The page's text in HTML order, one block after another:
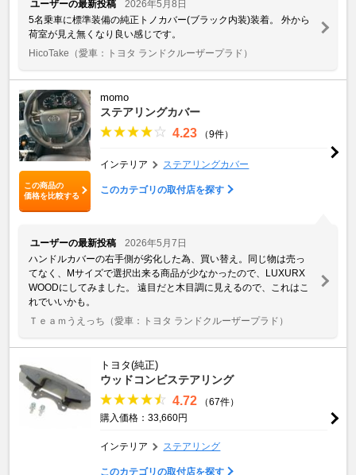
ユーザーの最新投稿
2026年5月8日
5名乗車に標準装備の純正トノカバー(ブラック内装)装着。 外から
荷室が見え無くなり良い感じです。
HicoTake （愛車：トヨタ ランドクルーザープラド）
この商品の
価格を比較する
momo
ステアリングカバー
4.23 （9件）
インテリア ステアリングカバー
このカテゴリの取付店を探す
ユーザーの最新投稿
2026年5月7日
ハンドルカバーの右手側が劣化した為、買い替え。同じ物は売っ
てなく、Mサイズで選択出来る商品が少なかったので、LUXURX
WOODにしてみました。 遠目だと木目調に見えるので、これはこ
れでいいかも。
Ｔｅａｍうえっち （愛車：トヨタ ランドクルーザープラド）
トヨタ(純正)
ウッドコンビステアリング
4.72
（67件）
購入価格：33,660円
インテリア ステアリング
このカテゴリの取付店を探す